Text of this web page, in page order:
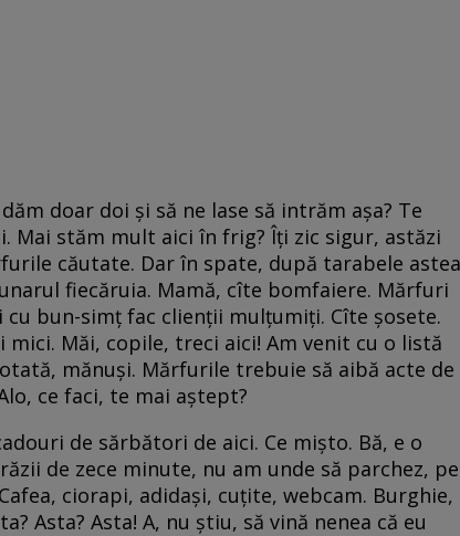
doar doi şi să ne lase să intrăm aşa? Te
Mai stăm mult aici în frig? Îţi zic sigur, astăzi
căutate. Dar în spate, după tarabele
fiecăruia. Mamă, cîte bomfaiere. Mărfuri
bun-simţ fac clienţii mulţumiţi. Cîte şosete.
Măi, copile, treci aici! Am venit cu o listă
mănuşi. Mărfurile trebuie să aibă acte de
ce faci, te mai aştept?
de sărbători de aici. Ce mişto. Bă, e o
de zece minute, nu am unde să parchez, pe
ciorapi, adidaşi, cuţite, webcam. Burghie,
Asta? Asta! A, nu ştiu, să vină nenea că eu